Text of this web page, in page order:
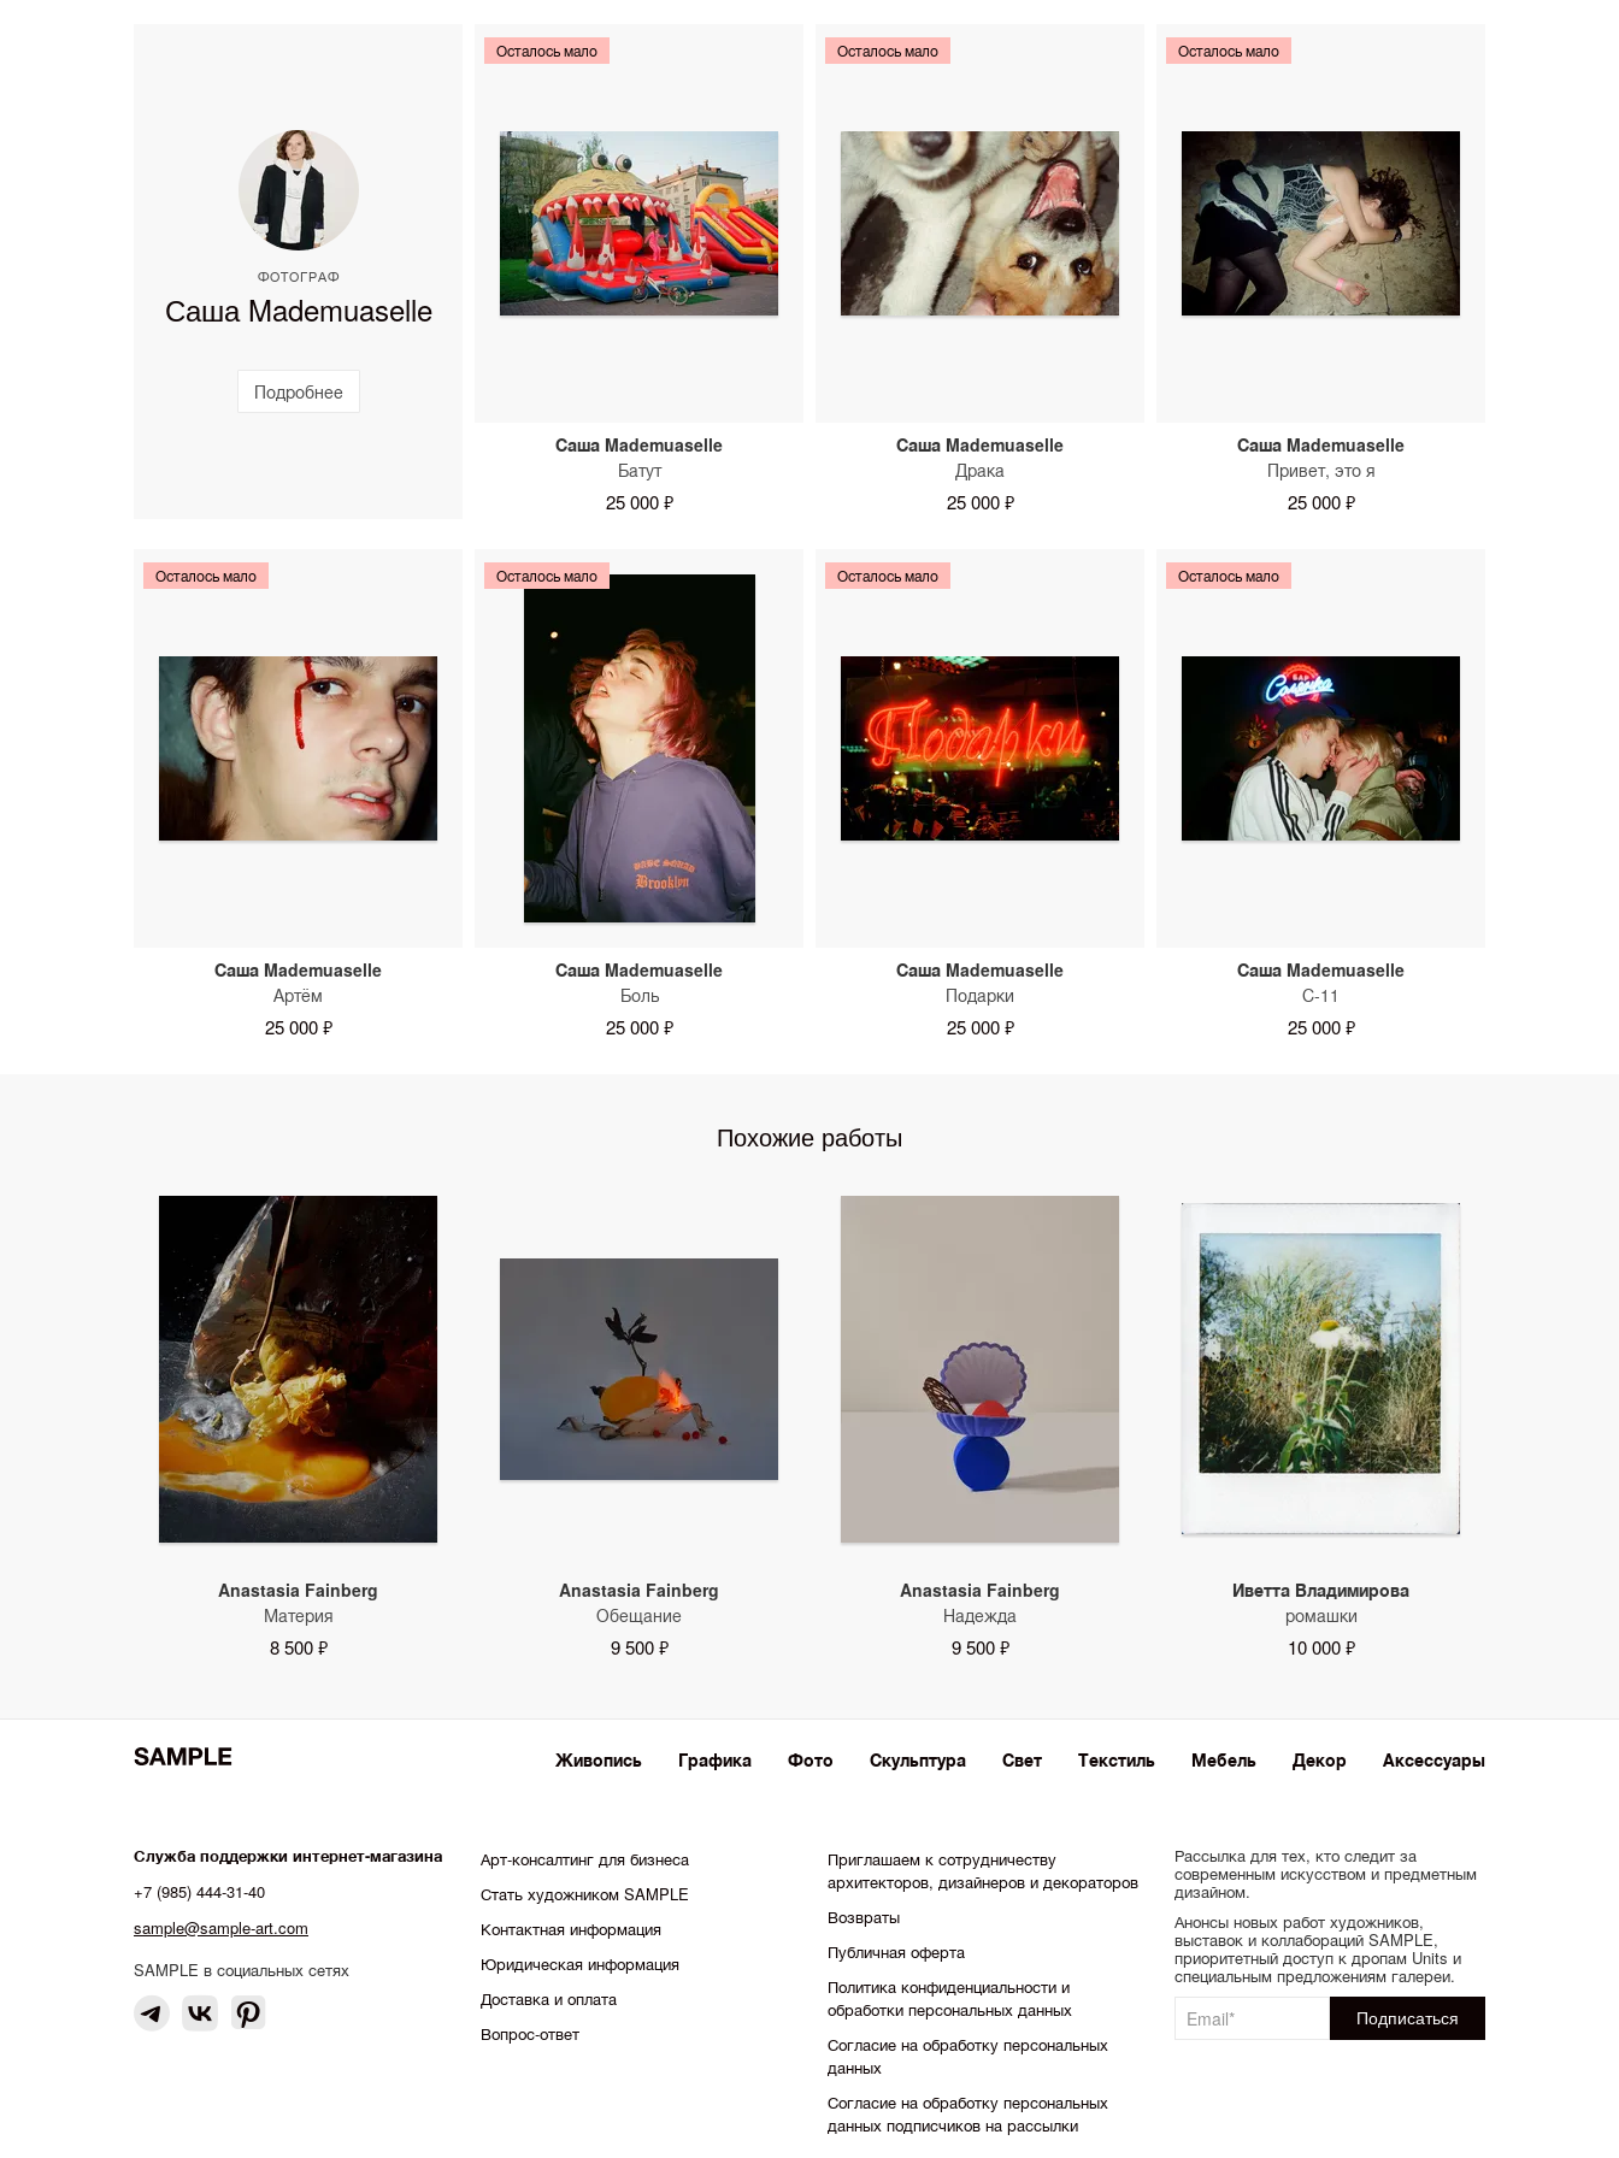
ФОТОГРАФ
Саша Mademuaselle
Подробнее
Осталось мало
Саша Mademuaselle
Батут
25 000 ₽
Осталось мало
Саша Mademuaselle
Драка
25 000 ₽
Осталось мало
Саша Mademuaselle
Привет, это я
25 000 ₽
Осталось мало
Саша Mademuaselle
Артём
25 000 ₽
Осталось мало
Саша Mademuaselle
Боль
25 000 ₽
Осталось мало
Саша Mademuaselle
Подарки
25 000 ₽
Осталось мало
Саша Mademuaselle
С-11
25 000 ₽
Похожие работы
Anastasia Fainberg
Материя
8 500 ₽
Anastasia Fainberg
Обещание
9 500 ₽
Anastasia Fainberg
Надежда
9 500 ₽
Иветта Владимирова
ромашки
10 000 ₽
Живопись Графика Фото Скульптура Свет Текстиль Мебель Декор Аксессуары
Служба поддержки интернет-магазина
+7 (985) 444-31-40
sample@sample-art.com
SAMPLE в социальных сетях
Арт-консалтинг для бизнеса
Стать художником SAMPLE
Контактная информация
Юридическая информация
Доставка и оплата
Вопрос-ответ
Приглашаем к сотрудничеству
архитекторов, дизайнеров и декораторов
Возвраты
Публичная оферта
Политика конфиденциальности и
обработки персональных данных
Согласие на обработку персональных
данных
Согласие на обработку персональных
данных подписчиков на рассылки
Рассылка для тех, кто следит за
современным искусством и предметным
дизайном.
Анонсы новых работ художников,
выставок и коллабораций SAMPLE,
приоритетный доступ к дропам Units и
специальным предложениям галереи.